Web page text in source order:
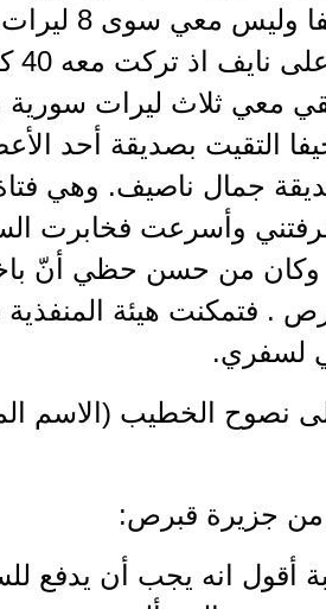
معي ثلاث ليرات
التقيت بصديقة أحد
جمال ناصيف. وهي فتاة
وأسرعت فخابرت
وكان من حسن حظي أنّ
. فتمكنت هيئة
لي لسفري.
من جزيرة قبرص:
أقول انه يجب أن يدفع